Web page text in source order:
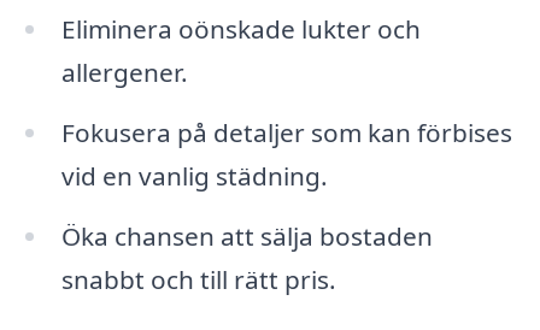
Eliminera oönskade lukter och
allergener.
Fokusera på detaljer som kan förbises
vid en vanlig städning.
Öka chansen att sälja bostaden
snabbt och till rätt pris.